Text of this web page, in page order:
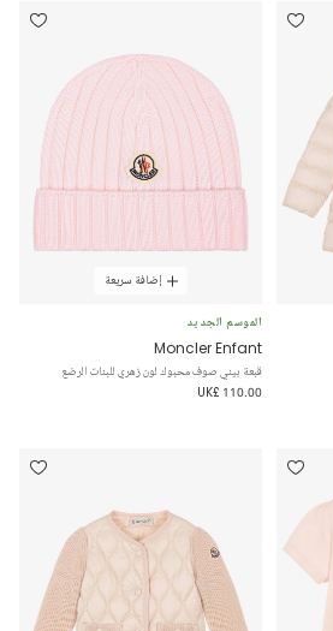
إضافة سريعة
الموسم الجديد
Moncler Enfant
قبعة بيني صوف محبوك لون زهري للبنات الرضع
UK£ 110.00